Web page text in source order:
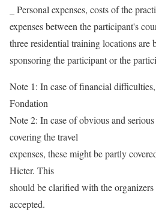
_ Personal expenses, costs of the
expenses between the participant's
three residential training locations are
sponsoring the participant or the
Note 1: In case of financial
Fondation
Note 2: In case of obvious and
covering the travel
expenses, these might be partly
Hicter. This
should be clarified with the organizers
accepted.